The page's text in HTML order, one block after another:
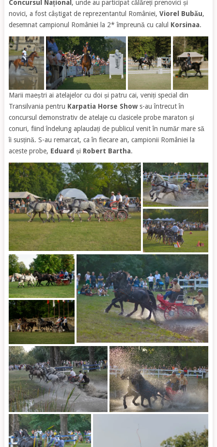
Concursul Național , unde au participat călăreți prenovici și
novici, a fost câștigat de reprezentantul României, Viorel Bubău,
desemnat campionul României la 2* împreună cu calul Korsinaa.
Marii maeștri ai atelajelor cu doi și patru cai, veniți special din
Transilvania pentru Karpatia Horse Shows-au întrecut în
concursul demonstrativ de atelaje cu clasicele probe maraton și
conuri, fiind îndelung aplaudați de publicul venit în număr mare să
îi susțină. S-au remarcat, ca în fiecare an, campionii României la
aceste probe, Eduard și Robert Bartha.